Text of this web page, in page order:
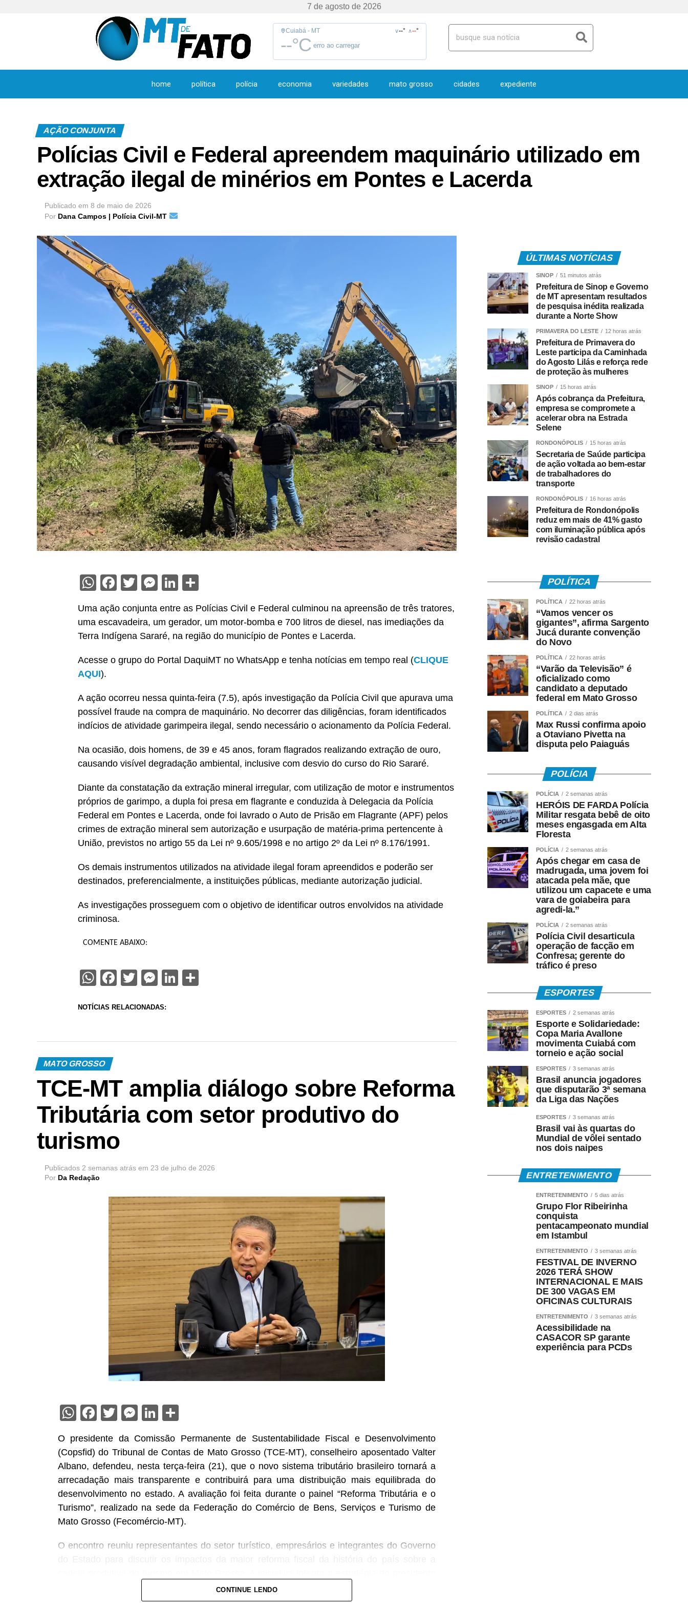
Cuiabá - MT ∨--° ∧--°
--°C erro ao carregar
home política polícia economia variedades mato grosso cidades expediente
7 de agosto de 2026
AÇÃO CONJUNTA
Polícias Civil e Federal apreendem maquinário utilizado em
extração ilegal de minérios em Pontes e Lacerda
Publicado em 8 de maio de 2026
Por Dana Campos | Polícia Civil-MT
WhatsApp
Facebook
Twitter
Messenger
LinkedIn
Uma ação conjunta entre as Polícias Civil e Federal culminou na apreensão de três tratores,
uma escavadeira, um gerador, um motor-bomba e 700 litros de diesel, nas imediações da
Terra Indígena Sararé, na região do município de Pontes e Lacerda.
Acesse o grupo do Portal DaquiMT no WhatsApp e tenha notícias em tempo real (CLIQUE
AQUI).
A ação ocorreu nessa quinta-feira (7.5), após investigação da Polícia Civil que apurava uma
possível fraude na compra de maquinário. No decorrer das diligências, foram identificados
indícios de atividade garimpeira ilegal, sendo necessário o acionamento da Polícia Federal.
Na ocasião, dois homens, de 39 e 45 anos, foram flagrados realizando extração de ouro,
causando visível degradação ambiental, inclusive com desvio do curso do Rio Sararé.
Diante da constatação da extração mineral irregular, com utilização de motor e instrumentos
próprios de garimpo, a dupla foi presa em flagrante e conduzida à Delegacia da Polícia
Federal em Pontes e Lacerda, onde foi lavrado o Auto de Prisão em Flagrante (APF) pelos
crimes de extração mineral sem autorização e usurpação de matéria-prima pertencente à
União, previstos no artigo 55 da Lei nº 9.605/1998 e no artigo 2º da Lei nº 8.176/1991.
Os demais instrumentos utilizados na atividade ilegal foram apreendidos e poderão ser
destinados, preferencialmente, a instituições públicas, mediante autorização judicial.
As investigações prosseguem com o objetivo de identificar outros envolvidos na atividade
criminosa.
COMENTE ABAIXO:
WhatsApp
Facebook
Twitter
Messenger
LinkedIn
NOTÍCIAS RELACIONADAS:
MATO GROSSO
TCE-MT amplia diálogo sobre Reforma
Tributária com setor produtivo do
turismo
Publicados 2 semanas atrás em 23 de julho de 2026
Por Da Redação
WhatsApp
Facebook
Twitter
Messenger
LinkedIn
O presidente da Comissão Permanente de Sustentabilidade Fiscal e Desenvolvimento
(Copsfid) do Tribunal de Contas de Mato Grosso (TCE-MT), conselheiro aposentado Valter
Albano, defendeu, nesta terça-feira (21), que o novo sistema tributário brasileiro tornará a
arrecadação mais transparente e contribuirá para uma distribuição mais equilibrada do
desenvolvimento no estado. A avaliação foi feita durante o painel “Reforma Tributária e o
Turismo”, realizado na sede da Federação do Comércio de Bens, Serviços e Turismo de
Mato Grosso (Fecomércio-MT).
O encontro reuniu representantes do setor turístico, empresários e integrantes do Governo
do TCE-MT, conselheiro Sérgio Ricardo, de ampliar o diálogo com diferentes setores da
sociedade e orientar gestores públicos e o setor produtivo sobre os efeitos da Reforma
CONTINUE LENDO
ÚLTIMAS NOTÍCIAS
SINOP 51 minutos atrás
Prefeitura de Sinop e Governo
de MT apresentam resultados
de pesquisa inédita realizada
durante a Norte Show
PRIMAVERA DO LESTE 12 horas atrás
Prefeitura de Primavera do
Leste participa da Caminhada
do Agosto Lilás e reforça rede
de proteção às mulheres
SINOP 15 horas atrás
Após cobrança da Prefeitura,
empresa se compromete a
acelerar obra na Estrada
Selene
RONDONÓPOLIS 15 horas atrás
Secretaria de Saúde participa
de ação voltada ao bem-estar
de trabalhadores do
transporte
RONDONÓPOLIS 16 horas atrás
Prefeitura de Rondonópolis
reduz em mais de 41% gasto
com iluminação pública após
revisão cadastral
POLÍTICA
POLÍTICA 22 horas atrás
“Vamos vencer os
gigantes”, afirma Sargento
Jucá durante convenção
do Novo
POLÍTICA 22 horas atrás
“Varão da Televisão” é
oficializado como
candidato a deputado
federal em Mato Grosso
POLÍTICA 2 dias atrás
Max Russi confirma apoio
a Otaviano Pivetta na
disputa pelo Paiaguás
POLÍCIA
POLÍCIA 2 semanas atrás
HERÓIS DE FARDA Polícia
Militar resgata bebê de oito
meses engasgada em Alta
Floresta
POLÍCIA 2 semanas atrás
Após chegar em casa de
madrugada, uma jovem foi
atacada pela mãe, que
utilizou um capacete e uma
vara de goiabeira para
agredi-la.”
POLÍCIA 2 semanas atrás
Polícia Civil desarticula
operação de facção em
Confresa; gerente do
tráfico é preso
ESPORTES
ESPORTES 2 semanas atrás
Esporte e Solidariedade:
Copa Maria Avallone
movimenta Cuiabá com
torneio e ação social
ESPORTES 3 semanas atrás
Brasil anuncia jogadores
que disputarão 3ª semana
da Liga das Nações
ESPORTES 3 semanas atrás
Brasil vai às quartas do
Mundial de vôlei sentado
nos dois naipes
ENTRETENIMENTO
ENTRETENIMENTO 5 dias atrás
Grupo Flor Ribeirinha
conquista
pentacampeonato mundial
em Istambul
ENTRETENIMENTO 3 semanas atrás
FESTIVAL DE INVERNO
2026 TERÁ SHOW
INTERNACIONAL E MAIS
DE 300 VAGAS EM
OFICINAS CULTURAIS
ENTRETENIMENTO 3 semanas atrás
Acessibilidade na
CASACOR SP garante
experiência para PCDs